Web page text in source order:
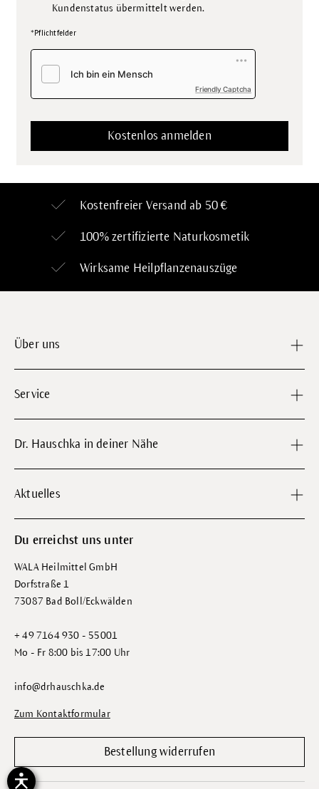
Kundenstatus übermittelt werden.
*Pflichtfelder
Friendly Captcha
Kostenfreier Versand ab 50 €
100% zertifizierte Naturkosmetik
Wirksame Heilpflanzenauszüge
Über uns
Service
Dr. Hauschka in deiner Nähe
Aktuelles
Du erreichst uns unter
WALA Heilmittel GmbH
Dorfstraße 1
73087 Bad Boll/Eckwälden
+ 49 7164 930 - 55001
Mo - Fr 8:00 bis 17:00 Uhr
info@drhauschka.de
Zum Kontaktformular
Bestellung widerrufen